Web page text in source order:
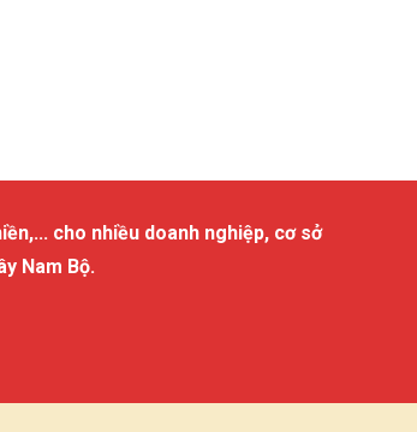
cho nhiều doanh nghiệp, cơ sở
Nam Bộ.